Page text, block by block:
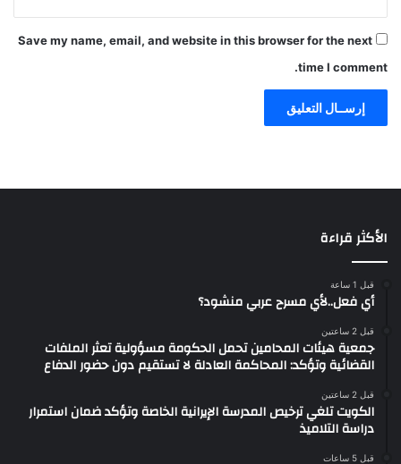
Save my name, email, and website in this browser for the next
time I comment.
الأكثر قراءة
قبل 1 ساعة
أي فعل..لأي مسرح عربي منشود؟
قبل 2 ساعتين
جمعية هيئات المحامين تحمل الحكومة مسؤولية تعثر الملفات
القضائية وتؤكد: المحاكمة العادلة لا تستقيم دون حضور الدفاع
قبل 2 ساعتين
الكويت تلغي ترخيص المدرسة الإيرانية الخاصة وتؤكد ضمان استمرار
دراسة التلاميذ
قبل 5 ساعات